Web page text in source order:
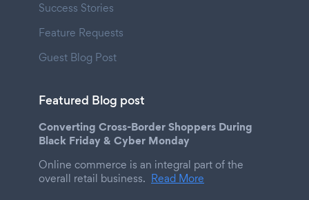
Success Stories
Feature Requests
Guest Blog Post
Featured Blog post
Converting Cross-Border Shoppers During
Black Friday & Cyber Monday
Online commerce is an integral part of the
overall retail business. Read More